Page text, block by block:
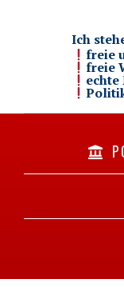
Ich
freie
freie